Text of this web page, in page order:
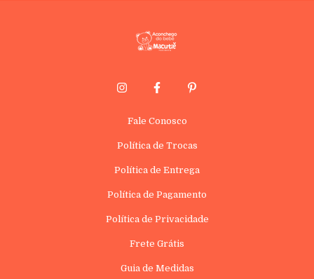
Fale Conosco
Política de Trocas
Política de Entrega
Política de Pagamento
Política de Privacidade
Frete Grátis
Guia de Medidas